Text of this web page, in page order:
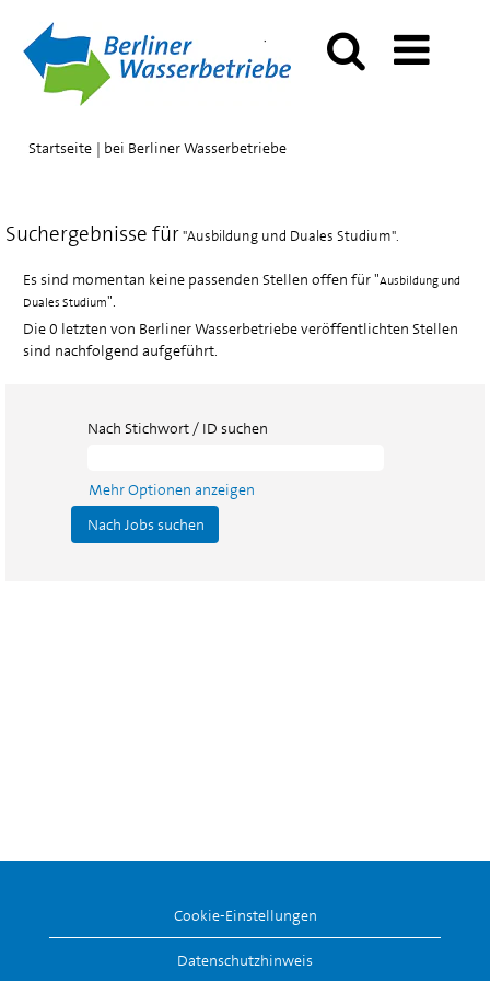
Startseite | bei Berliner Wasserbetriebe(aktuelle
Suchergebnisse für"Ausbildung und Duales Studium".
Es sind momentan keine passenden Stellen offen für "Ausbildung und
Duales Studium".
Die 0 letzten von Berliner Wasserbetriebe veröffentlichten Stellen
sind nachfolgend aufgeführt.
Nach Stichwort / ID suchen
Mehr Optionen anzeigen
Cookie-Einstellungen
Datenschutzhinweis